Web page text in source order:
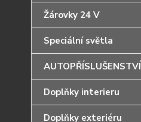
Žárovky 24 V
Speciální světla
AUTOPŘÍSLUŠENSTVÍ
Doplňky interieru
Doplňky exteriéru